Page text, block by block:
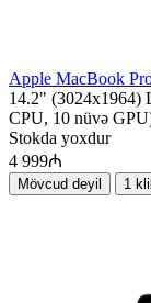
Apple MacBook
14.2" (3024x1964)
CPU, 10 nüvə
Stokda yoxdur
4 999₼
Mövcud deyil 1